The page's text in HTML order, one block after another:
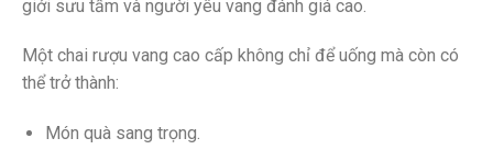
giới sưu tầm và người yêu vang đánh giá cao.
Một chai rượu vang cao cấp không chỉ để uống mà còn có
thể trở thành:
Món quà sang trọng.